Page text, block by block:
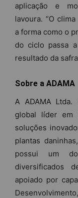
aplicação e
lavoura. “O
a forma como o
do ciclo passa
resultado da
Sobre a ADAMA
A ADAMA
global líder em
soluções
plantas
possui um
diversificados
apoiado por